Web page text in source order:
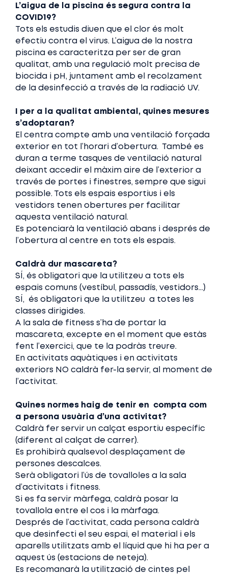
L’aigua de la piscina és segura contra la
COVID19?
Tots els estudis diuen que el clor és molt
efectiu contra el virus. L’aigua de la nostra
piscina es caracteritza per ser de gran
qualitat, amb una regulació molt precisa de
biocida i pH, juntament amb el recolzament
de la desinfecció a través de la radiació UV.
I per a la qualitat ambiental, quines mesures
s’adoptaran?
El centra compte amb una ventilació forçada
exterior en tot l’horari d’obertura. També es
duran a terme tasques de ventilació natural
deixant accedir el màxim aire de l’exterior a
través de portes i finestres, sempre que sigui
possible. Tots els espais esportius i els
vestidors tenen obertures per facilitar
aquesta ventilació natural.
Es potenciarà la ventilació abans i després de
l’obertura al centre en tots els espais.
Caldrà dur mascareta?
SÍ, és obligatori que la utilitzeu a tots els
espais comuns (vestíbul, passadís, vestidors…)
SÍ, és obligatori que la utilitzeu a totes les
classes dirigides.
A la sala de fitness s’ha de portar la
mascareta, excepte en el moment que estàs
fent l’exercici, que te la podràs treure.
En activitats aquàtiques i en activitats
exteriors NO caldrà fer-la servir, al moment de
l’activitat.
Quines normes haig de tenir en compta com
a persona usuària d’una activitat?
Caldrà fer servir un calçat esportiu específic
(diferent al calçat de carrer).
Es prohibirà qualsevol desplaçament de
persones descalces.
Serà obligatori l’ús de tovalloles a la sala
d’activitats i fitness.
Si es fa servir màrfega, caldrà posar la
tovallola entre el cos i la màrfaga.
Després de l’activitat, cada persona caldrà
que desinfecti el seu espai, el material i els
aparells utilitzats amb el líquid que hi ha per a
aquest ús (estacions de neteja).
Es recomanarà la utilització de cintes pel